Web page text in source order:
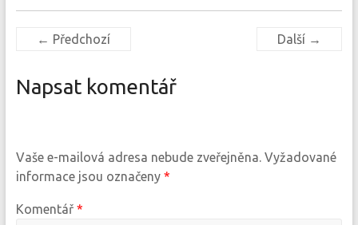
← Předchozí Další →
Napsat komentář
Vaše e-mailová adresa nebude zveřejněna. Vyžadované
informace jsou označeny *
Komentář *